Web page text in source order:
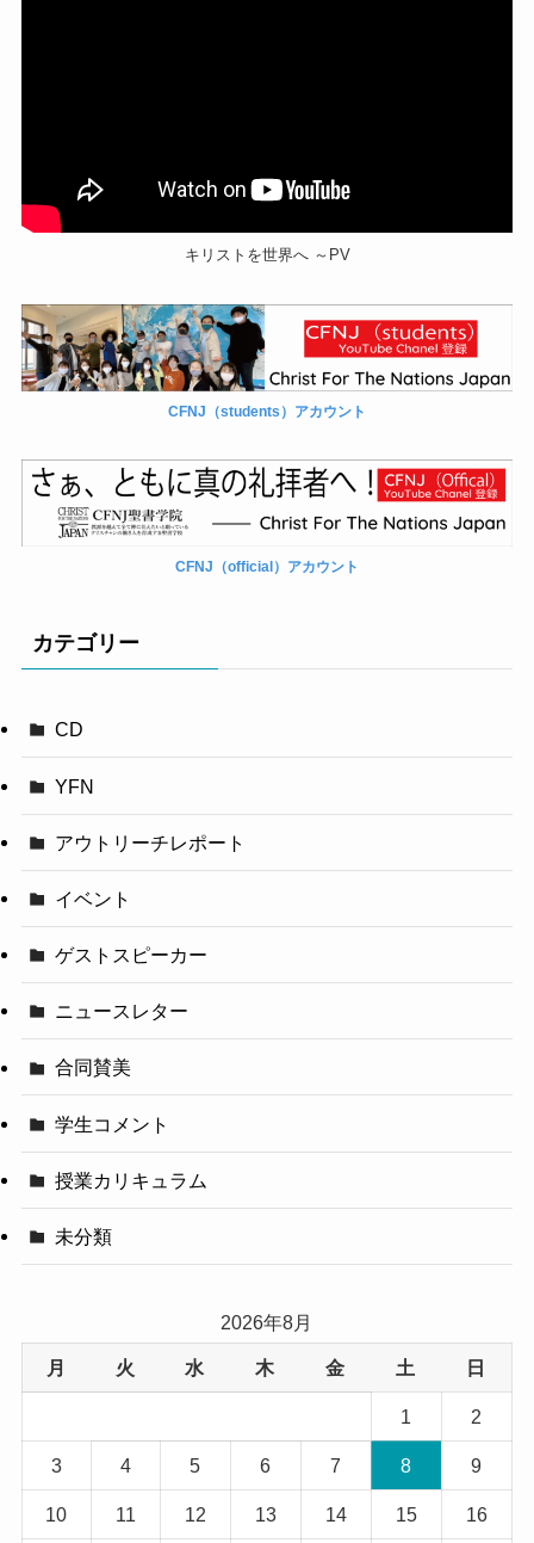
キリストを世界へ ～PV
CFNJ（students）アカウント
CFNJ（official）アカウント
カテゴリー
CD
YFN
アウトリーチレポート
イベント
ゲストスピーカー
ニュースレター
合同賛美
学生コメント
授業カリキュラム
未分類
2026年8月
月 火 水 木 金 土 日
1 2
3 4 5 6 7 8 9
10 11 12 13 14 15 16